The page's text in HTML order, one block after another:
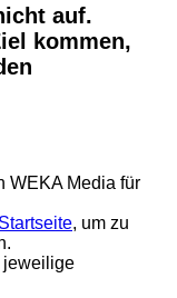
auf.
kommen,
WEKA Media für
, um zu
jeweilige